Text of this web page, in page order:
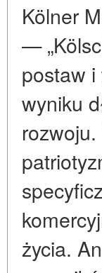
Kölner
—
postaw i
wyniku
życia.